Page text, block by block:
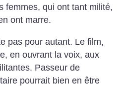
femmes, qui ont tant milité,
ont marre.
pas pour autant. Le film,
en ouvrant la voix, aux
Passeur de
pourrait bien en être